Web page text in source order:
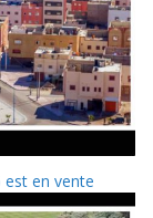
est en vente